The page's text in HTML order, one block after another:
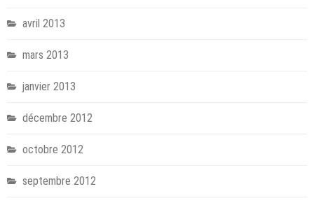
avril 2013
mars 2013
janvier 2013
décembre 2012
octobre 2012
septembre 2012